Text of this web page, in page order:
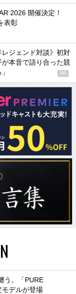
2026 開催決定！
表彰
レジェンド対談》初対
本音で語り合った競
PR
う。「PURE
モデルが登場